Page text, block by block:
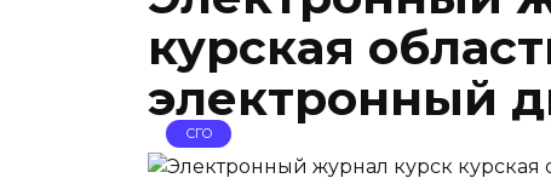
курская
электронный
СГО